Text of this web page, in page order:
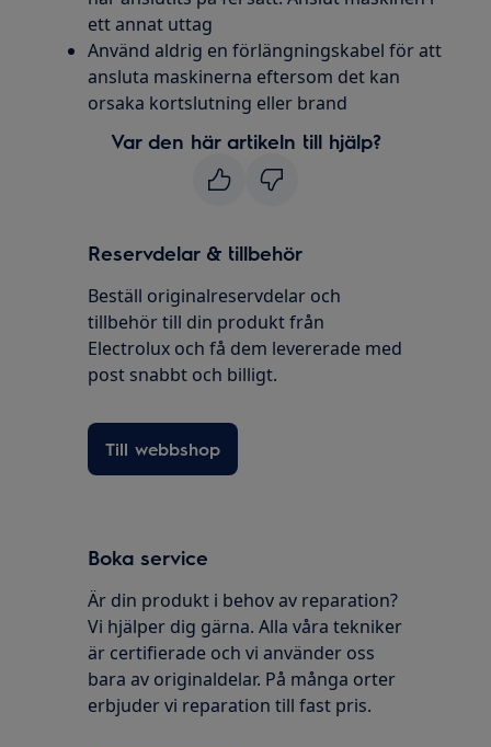
ett annat uttag
Använd aldrig en förlängningskabel för att
ansluta maskinerna eftersom det kan
orsaka kortslutning eller brand
Var den här artikeln till hjälp?
Reservdelar & tillbehör
Beställ originalreservdelar och
tillbehör till din produkt från
Electrolux och få dem levererade med
post snabbt och billigt.
Till webbshop
Boka service
Är din produkt i behov av reparation?
Vi hjälper dig gärna. Alla våra tekniker
är certifierade och vi använder oss
bara av originaldelar. På många orter
erbjuder vi reparation till fast pris.